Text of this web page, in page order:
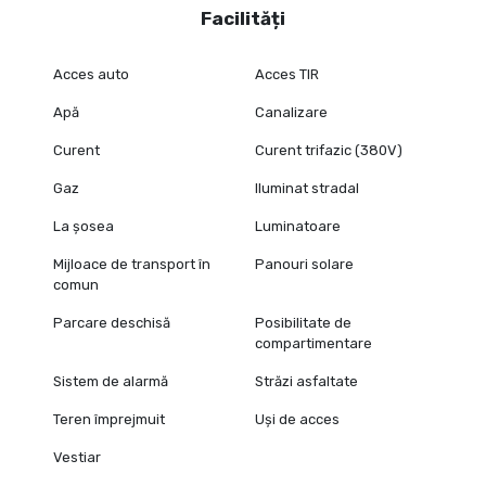
Facilități
Acces auto Acces TIR
Apă Canalizare
Curent Curent trifazic (380V)
Gaz Iluminat stradal
La șosea Luminatoare
Mijloace de transport în
comun
Panouri solare
Parcare deschisă
Posibilitate de
compartimentare
Sistem de alarmă Străzi asfaltate
Teren împrejmuit Uși de acces
Vestiar